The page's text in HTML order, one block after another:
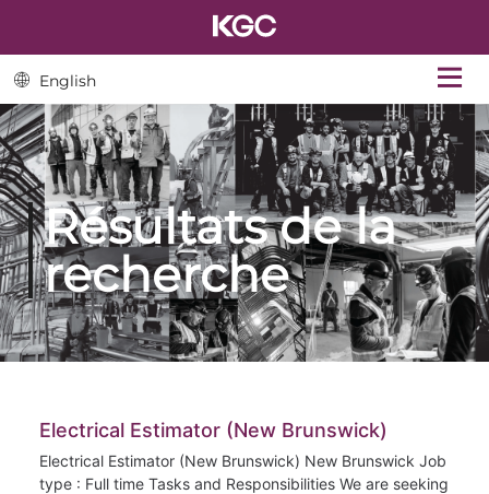
English
Résultats de la
recherche
Electrical Estimator (New Brunswick)
Electrical Estimator (New Brunswick) New Brunswick Job
type : Full time Tasks and Responsibilities We are seeking